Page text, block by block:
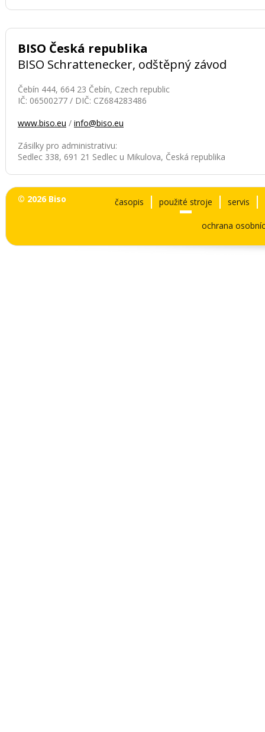
BISO Česká republika
BISO Schrattenecker, odštěpný závod
Čebín 444, 664 23 Čebín, Czech republic
IČ: 06500277 / DIČ: CZ684283486
www.biso.eu / info@biso.eu
Zásilky pro administrativu:
Sedlec 338, 691 21 Sedlec u Mikulova, Česká republika
© 2026 Biso časopis použité stroje servis
ochrana